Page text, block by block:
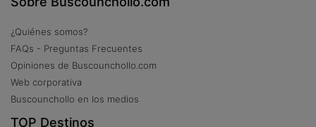
¿Quiénes somos?
FAQs - Preguntas Frecuentes
Opiniones de Buscounchollo.com
Web corporativa
Buscounchollo en los medios
TOP Destinos